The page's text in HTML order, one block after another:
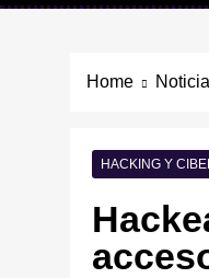
Home
HACKING Y